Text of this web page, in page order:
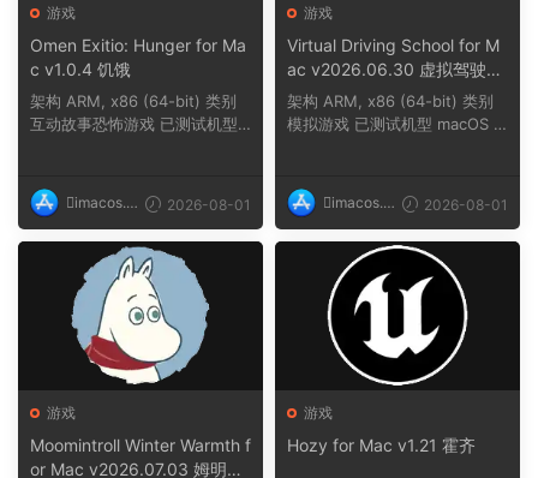
游戏
Omen Exitio: Hunger for Ma
c v1.0.4 饥饿
架构 ARM, x86 (64-bit) 类别
互动故事恐怖游戏 已测试机型
imacos.t
op
2026-08-01
游戏
Virtual Driving School for M
ac v2026.06.30 虚拟驾驶学
校
架构 ARM, x86 (64-bit) 类别
模拟游戏 已测试机型 macOS T
imacos.t
op
2026-08-01
游戏
Moomintroll Winter Warmth f
or Mac v2026.07.03 姆明冬
游戏
Hozy for Mac v1.21 霍齐